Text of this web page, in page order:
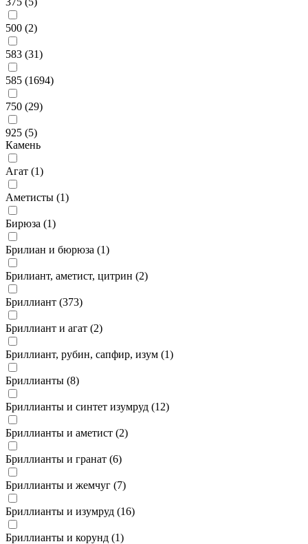
500 (2)
583 (31)
585 (1694)
750 (29)
925 (5)
Камень
Агат (1)
Аметисты (1)
Бирюза (1)
Брилиан и бюрюза (1)
Брилиант, аметист, цитрин (2)
Бриллиант (373)
Бриллиант и агат (2)
Бриллиант, рубин, сапфир, изум (1)
Бриллианты (8)
Бриллианты и синтет изумруд (12)
Бриллианты и аметист (2)
Бриллианты и гранат (6)
Бриллианты и жемчуг (7)
Бриллианты и изумруд (16)
Бриллианты и корунд (1)